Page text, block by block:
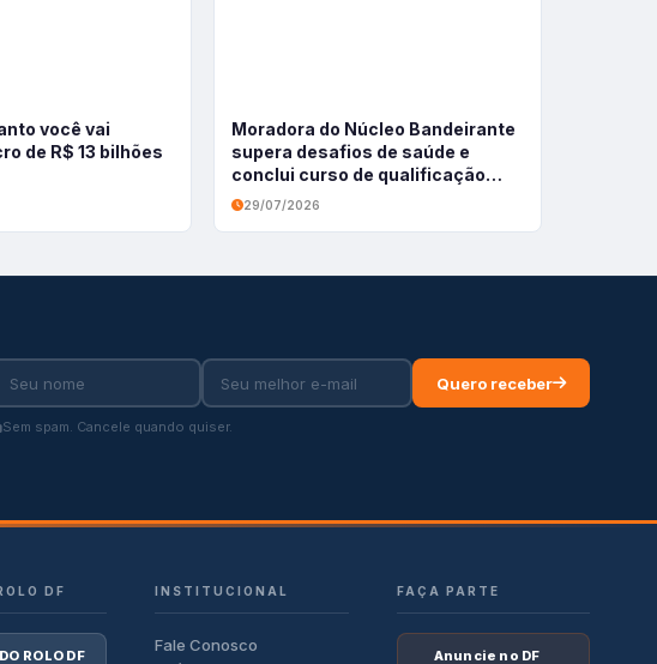
você vai
de R$ 13 bilhões
Moradora do Núcleo Bandeirante
supera desafios de saúde e
conclui curso de qualificação
profissional
29/07/2026
Quero receber
Sem spam. Cancele quando quiser.
DF
ROLO DF
INSTITUCIONAL
Fale Conosco
FAÇA PARTE
Anuncie no DF